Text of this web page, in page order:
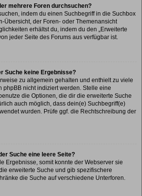
mehrere Foren durchsuchen?
indem du einen Suchbegriff in die Suchbox
Übersicht, der Foren- oder Themenansicht
erhältst du, indem du den „Erweiterte
jeder Seite des Forums aus verfügbar ist.
Suche keine Ergebnisse?
zu allgemein gehalten und enthielt zu viele
phpBB nicht indiziert werden. Stelle eine
die Optionen, die dir die erweiterte Suche
auch möglich, dass dein(e) Suchbegriff(e)
wurden. Prüfe ggf. die Rechtschreibung der
Suche eine leere Seite?
Ergebnisse, somit konnte der Webserver sie
erweiterte Suche und gib spezifischere
die Suche auf verschiedene Unterforen.